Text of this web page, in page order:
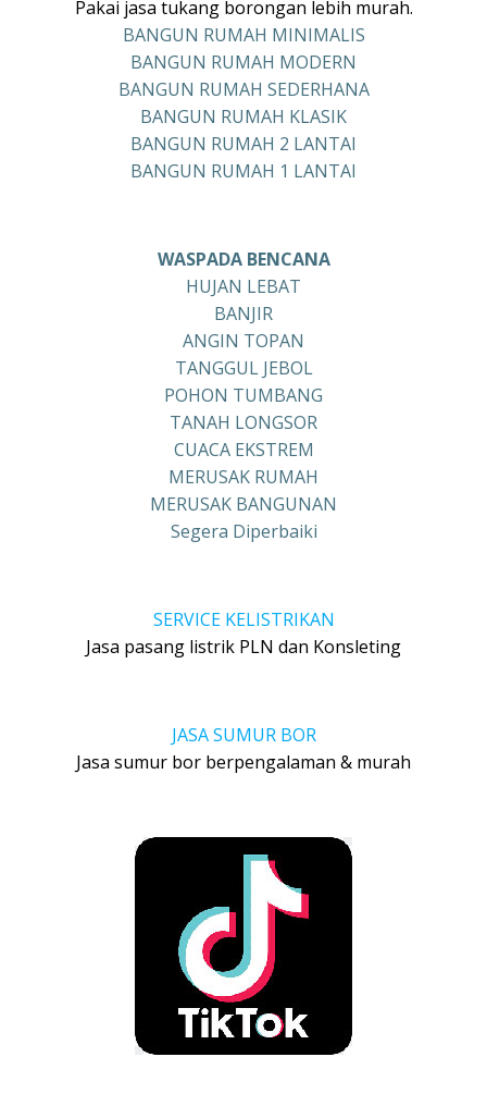
Pakai jasa tukang borongan lebih murah.
BANGUN RUMAH MINIMALIS
BANGUN RUMAH MODERN
BANGUN RUMAH SEDERHANA
BANGUN RUMAH KLASIK
BANGUN RUMAH 2 LANTAI
BANGUN RUMAH 1 LANTAI
WASPADA BENCANA
HUJAN LEBAT
BANJIR
ANGIN TOPAN
TANGGUL JEBOL
POHON TUMBANG
TANAH LONGSOR
CUACA EKSTREM
MERUSAK RUMAH
MERUSAK BANGUNAN
Segera Diperbaiki
SERVICE KELISTRIKAN
Jasa pasang listrik PLN dan Konsleting
JASA SUMUR BOR
Jasa sumur bor berpengalaman & murah